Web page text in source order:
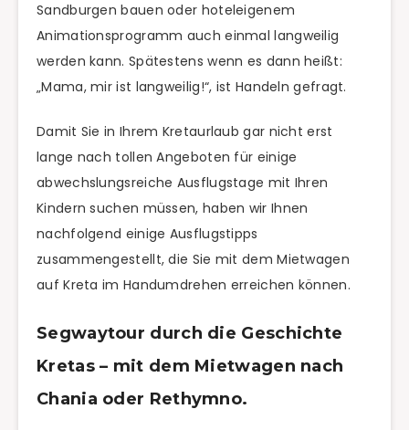
Sandburgen bauen oder hoteleigenem
Animationsprogramm auch einmal langweilig
werden kann. Spätestens wenn es dann heißt:
„Mama, mir ist langweilig!“, ist Handeln gefragt.
Damit Sie in Ihrem Kretaurlaub gar nicht erst
lange nach tollen Angeboten für einige
abwechslungsreiche Ausflugstage mit Ihren
Kindern suchen müssen, haben wir Ihnen
nachfolgend einige Ausflugstipps
zusammengestellt, die Sie mit dem Mietwagen
auf Kreta im Handumdrehen erreichen können.
Segwaytour durch die Geschichte
Kretas – mit dem Mietwagen nach
Chania oder Rethymno.